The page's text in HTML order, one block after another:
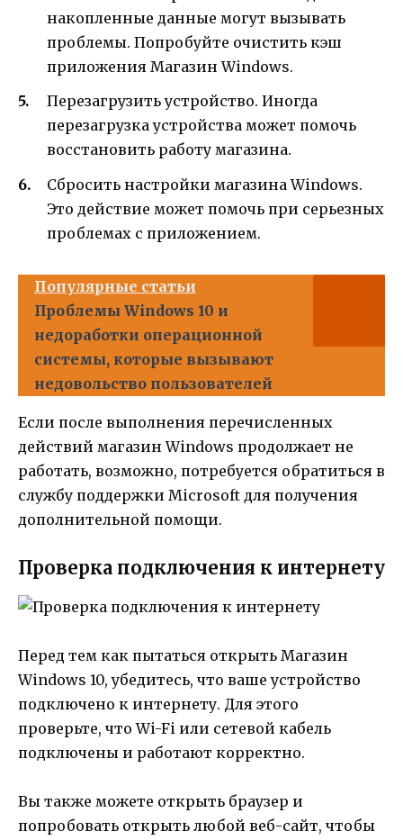
накопленные данные могут вызывать
проблемы. Попробуйте очистить кэш
приложения Магазин Windows.
Перезагрузить устройство. Иногда
перезагрузка устройства может помочь
восстановить работу магазина.
Сбросить настройки магазина Windows.
Это действие может помочь при серьезных
проблемах с приложением.
Популярные статьи
Проблемы Windows 10 и
недоработки операционной
системы, которые вызывают
недовольство пользователей
Если после выполнения перечисленных
действий магазин Windows продолжает не
работать, возможно, потребуется обратиться в
службу поддержки Microsoft для получения
дополнительной помощи.
Проверка подключения к интернету
Перед тем как пытаться открыть Магазин
Windows 10, убедитесь, что ваше устройство
подключено к интернету. Для этого
проверьте, что Wi-Fi или сетевой кабель
подключены и работают корректно.
Вы также можете открыть браузер и
попробовать открыть любой веб-сайт, чтобы